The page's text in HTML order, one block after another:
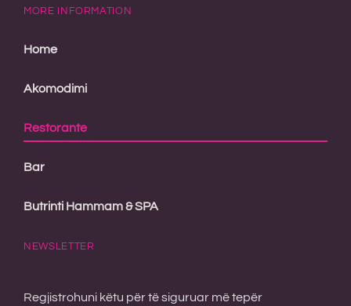
MORE INFORMATION
Home
Akomodimi
Restorante
Bar
Butrinti Hammam & SPA
NEWSLETTER
Regjistrohuni këtu për të siguruar më tepër